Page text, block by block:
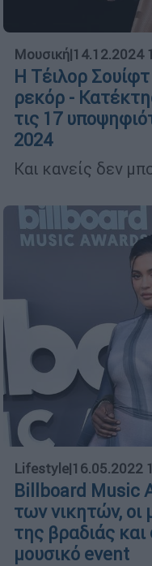
Μουσική|14.12.2024
Η Τέιλορ
ρεκόρ -
τις 17
2024
Και κανείς δεν
Lifestyle|16.05.2022
Billboard Music
των νικητών, οι
της βραδιάς
μουσικό event